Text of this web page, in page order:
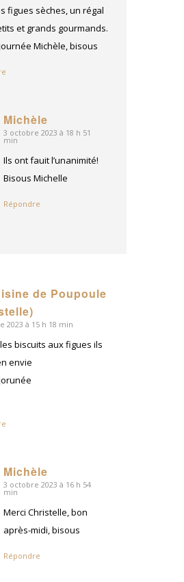
figues sèches, un régal
et grands gourmands.
Michèle, bisous
Michèle
dit
3 octobre 2023 à 18 h 51
min
Ils ont fauit l’unanimité!
Bisous Michelle
Répondre
de Poupoule
2023 à 15 h 18 min
les biscuits aux figues ils
envie
Michèle
dit
3 octobre 2023 à 16 h 54
min
Merci Christelle, bon
après-midi, bisous
Répondre